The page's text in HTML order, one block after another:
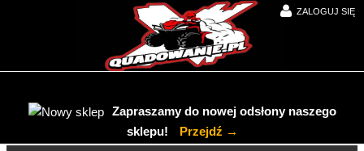
ZALOGUJ SIĘ
Zapraszamy do nowej odsłony naszego
sklepu!
Przejdź →